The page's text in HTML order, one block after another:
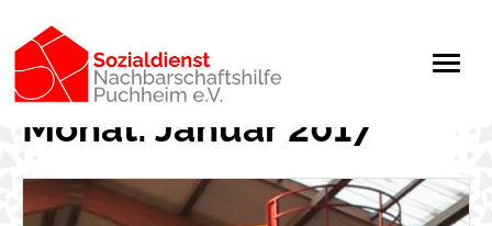
Monat: Januar 2017